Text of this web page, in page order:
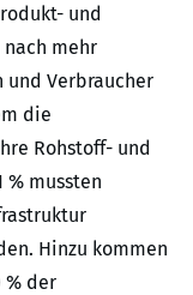
und
mehr
Verbraucher
die
Rohstoff- und
% mussten
Hinzu kommen
% der